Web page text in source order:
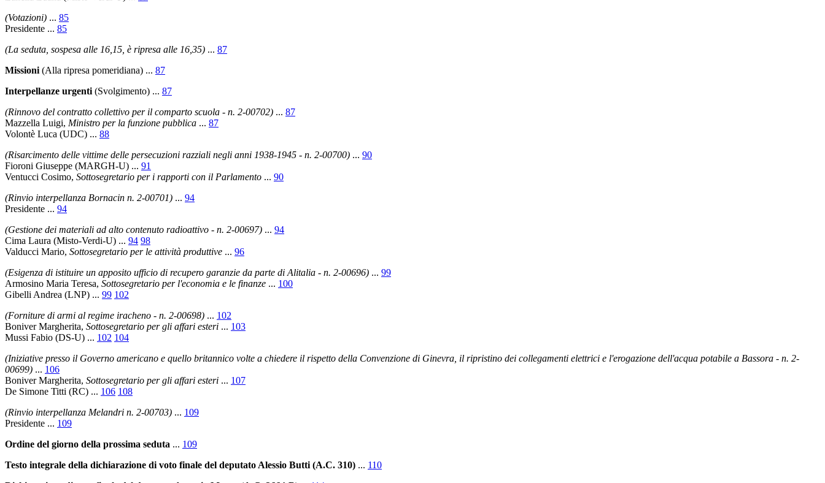
(Votazioni) ... 85
Presidente ... 85
(La seduta, sospesa alle 16,15, è ripresa alle 16,35) ... 87
Missioni (Alla ripresa pomeridiana) ... 87
Interpellanze urgenti (Svolgimento) ... 87
(Rinnovo del contratto collettivo per il comparto scuola - n. 2-00702) ... 87
Mazzella Luigi, Ministro per la funzione pubblica ... 87
Volontè Luca (UDC) ... 88
(Risarcimento delle vittime delle persecuzioni razziali negli anni 1938-1945 - n. 2-00700) ... 90
Fioroni Giuseppe (MARGH-U) ... 91
Ventucci Cosimo, Sottosegretario per i rapporti con il Parlamento ... 90
(Rinvio interpellanza Bornacin n. 2-00701) ... 94
Presidente ... 94
(Gestione dei materiali ad alto contenuto radioattivo - n. 2-00697) ... 94
Cima Laura (Misto-Verdi-U) ... 94 98
Valducci Mario, Sottosegretario per le attività produttive ... 96
(Esigenza di istituire un apposito ufficio di recupero garanzie da parte di Alitalia - n. 2-00696) ... 99
Armosino Maria Teresa, Sottosegretario per l'economia e le finanze ... 100
Gibelli Andrea (LNP) ... 99 102
(Forniture di armi al regime iracheno - n. 2-00698) ... 102
Boniver Margherita, Sottosegretario per gli affari esteri ... 103
Mussi Fabio (DS-U) ... 102 104
(Iniziative presso il Governo americano e quello britannico volte a chiedere il rispetto della Convenzione di Ginevra, il ripristino dei collegamenti elettrici e l'erogazione dell'acqua potabile a Bassora - n. 2-
00699) ... 106
Boniver Margherita, Sottosegretario per gli affari esteri ... 107
De Simone Titti (RC) ... 106 108
(Rinvio interpellanza Melandri n. 2-00703) ... 109
Presidente ... 109
Ordine del giorno della prossima seduta ... 109
Testo integrale della dichiarazione di voto finale del deputato Alessio Butti (A.C. 310) ... 110